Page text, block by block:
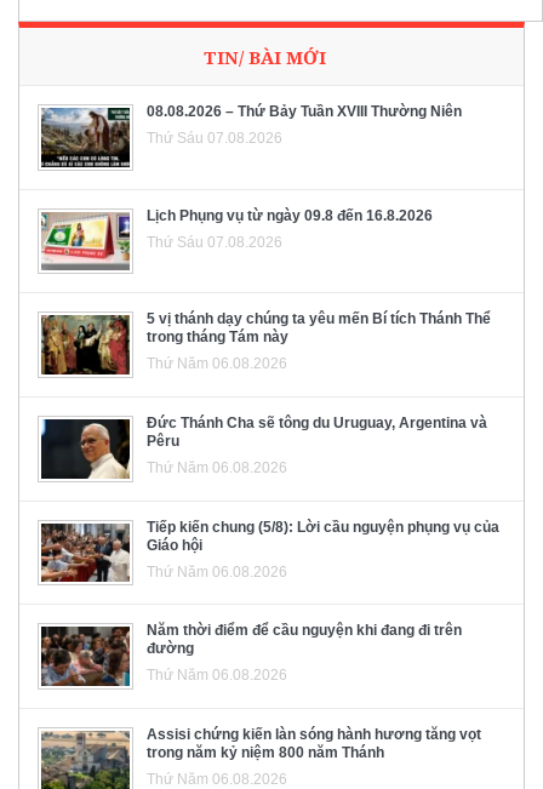
TIN/ BÀI MỚI
08.08.2026 – Thứ Bảy Tuần XVIII Thường Niên
Thứ Sáu 07.08.2026
Lịch Phụng vụ từ ngày 09.8 đến 16.8.2026
Thứ Sáu 07.08.2026
5 vị thánh dạy chúng ta yêu mến Bí tích Thánh Thể
trong tháng Tám này
Thứ Năm 06.08.2026
Đức Thánh Cha sẽ tông du Uruguay, Argentina và
Pêru
Thứ Năm 06.08.2026
Tiếp kiến chung (5/8): Lời cầu nguyện phụng vụ của
Giáo hội
Thứ Năm 06.08.2026
Năm thời điểm để cầu nguyện khi đang đi trên
đường
Thứ Năm 06.08.2026
Assisi chứng kiến làn sóng hành hương tăng vọt
trong năm kỷ niệm 800 năm Thánh
Thứ Năm 06.08.2026